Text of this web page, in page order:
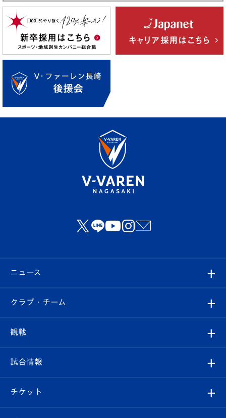
ニュース
すべて
クラブ
試合情報
クラブ・チーム
クラブ概要
エンブレム紹介
観戦
観戦ルール
はじめての観戦ガイド
試合情報
試合日程/結果
チケット